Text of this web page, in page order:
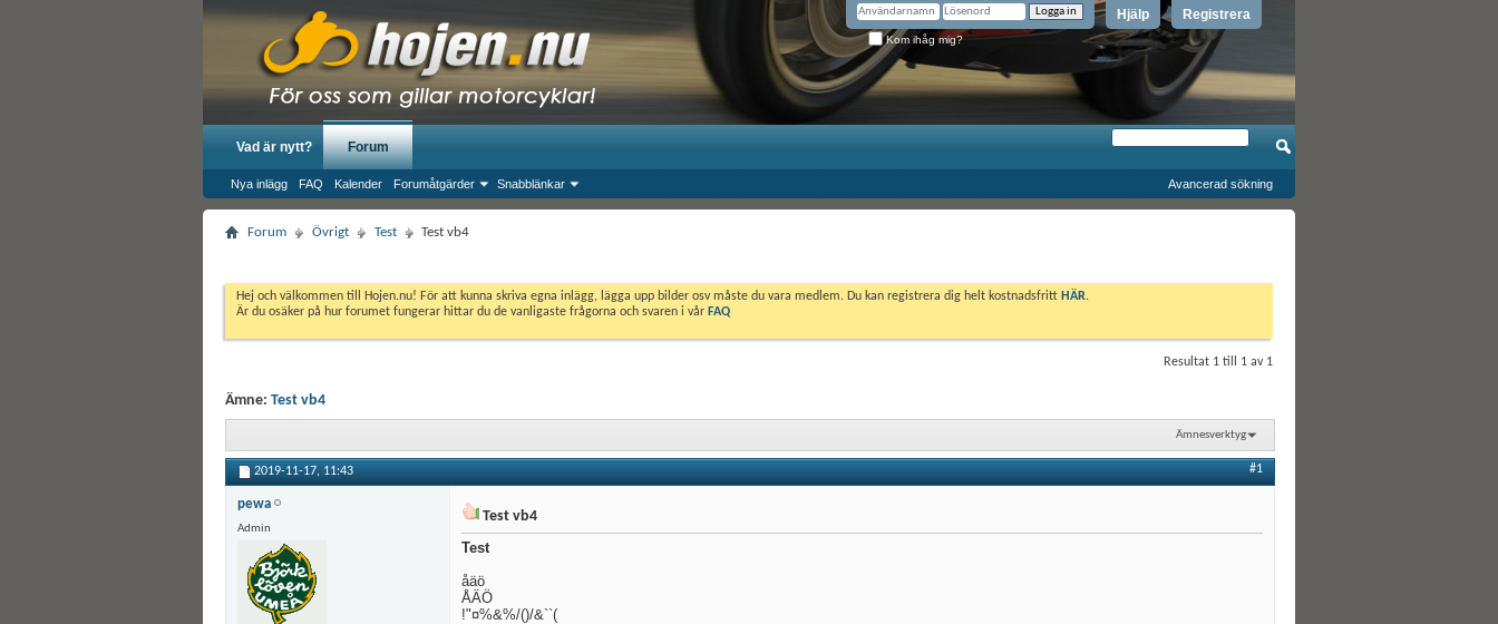
Registrera
Hjälp
Kom ihåg mig?
Vad är nytt? Forum
Nya inlägg FAQ Kalender Forumåtgärder Snabblänkar Avancerad sökning
Forum Övrigt Test Test vb4
Hej och välkommen till Hojen.nu! För att kunna skriva egna inlägg, lägga upp bilder osv måste du vara medlem. Du kan registrera dig helt kostnadsfritt HÄR.
Är du osäker på hur forumet fungerar hittar du de vanligaste frågorna och svaren i vår FAQ
Resultat 1 till 1 av 1
Ämne: Test vb4
Ämnesverktyg
2019-11-17, 11:43 #1
pewa
Admin
Test vb4
Test
åäö
ÅÄÖ
!"¤%&%/()/&``(